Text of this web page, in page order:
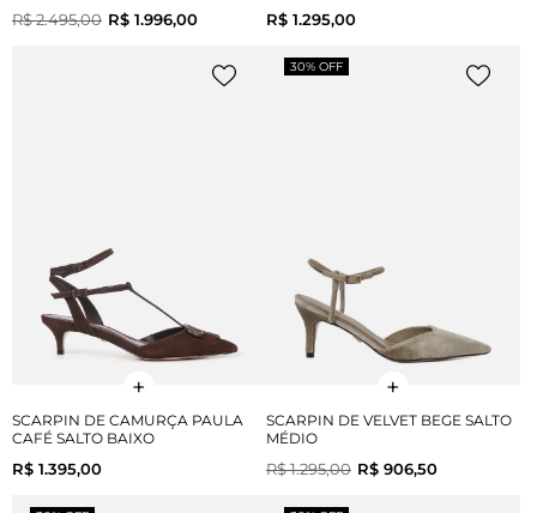
R$ 2.495,00 R$ 1.996,00 R$ 1.295,00
SCARPIN DE CAMURÇA PAULA
CAFÉ SALTO BAIXO
R$ 1.395,00
30% OFF
SCARPIN DE VELVET BEGE SALTO
MÉDIO
R$ 1.295,00 R$ 906,50